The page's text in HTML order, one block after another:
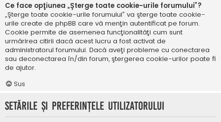
Ce face opţiunea „Şterge toate cookie-urile forumului”?
„Şterge toate cookie-urile forumului” va şterge toate cookie-
urile create de phpBB care vă menţin autentificat pe forum.
Cookie permite de asemenea funcţionalităţi cum sunt
urmărirea citirii dacă acest lucru a fost activat de
administratorul forumului. Dacă aveţi probleme cu conectarea
sau deconectarea în/din forum, ştergerea cookie-urilor poate fi
de ajutor.
Sus
Setările şi preferinţele utilizatorului